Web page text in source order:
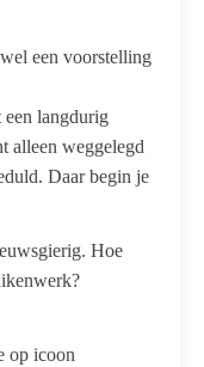
een voorstelling
een langdurig
alleen weggelegd
Daar begin je
Hoe
op icoon